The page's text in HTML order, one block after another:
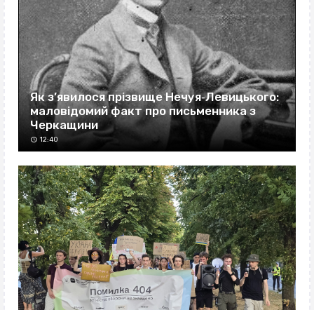
Як з’явилося прізвище Нечуя‐Левицького:
маловідомий факт про письменника з
Черкащини
12:40